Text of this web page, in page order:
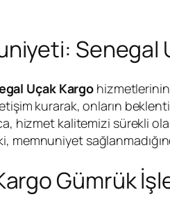
Senegal
Uçak Kargo
kurarak, onların
hizmet kalitemizi sürekli
memnuniyet
Gümrük